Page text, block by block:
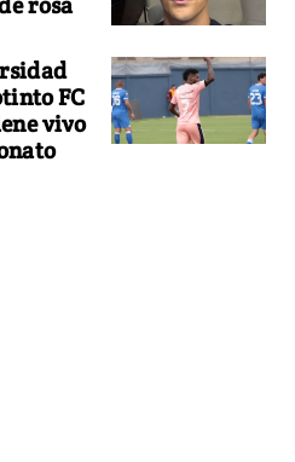
FC
vivo